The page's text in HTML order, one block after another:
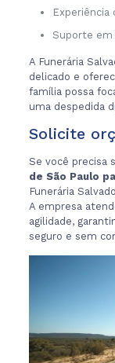
Suporte em
A Funerária
delicado e
família possa
uma despedida
Solicite
Se você precisa
de São Paulo
Funerária
A empresa
agilidade,
seguro e sem